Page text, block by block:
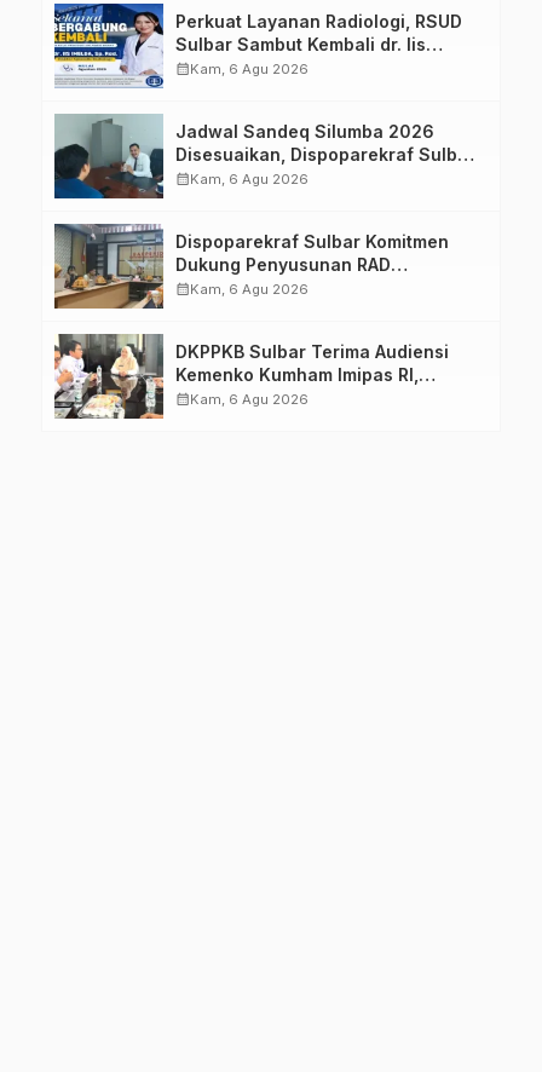
Perkuat Layanan Radiologi, RSUD
Sulbar Sambut Kembali dr. Iis
Imelda, Sp.Rad
calendar_monthKam, 6 Agu 2026
Jadwal Sandeq Silumba 2026
Disesuaikan, Dispoparekraf Sulbar
Pastikan Persiapan Tetap
calendar_monthKam, 6 Agu 2026
Dispoparekraf Sulbar Komitmen
Dukung Penyusunan RAD
TPB/SDGs Sulawesi Barat
calendar_monthKam, 6 Agu 2026
DKPPKB Sulbar Terima Audiensi
Kemenko Kumham Imipas RI,
Perkuat Pelayanan Kesehatan bagi
calendar_monthKam, 6 Agu 2026